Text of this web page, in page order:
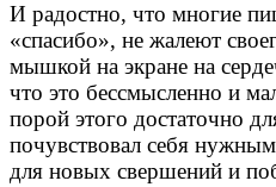
И радостно, что многие
«спасибо», не жалеют
мышкой на экране на
что это бессмысленно и
порой этого достаточно
почувствовал себя
для новых свершений и